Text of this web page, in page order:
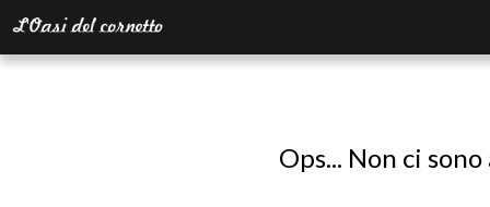
Ops... Non ci